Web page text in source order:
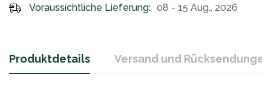
Voraussichtliche Lieferung: 08 - 15 Aug., 2026
Produktdetails Versand und Rücksendungen